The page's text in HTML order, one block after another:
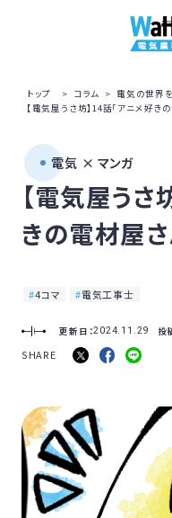
トップ > コラム > 電気の世界
【電気屋うさ坊】14話「アニメ好き
電気 × マンガ
【電気屋うさ
きの電材屋さ
4コマ 電気工事士
更新日：2024.11.29 投
SHARE